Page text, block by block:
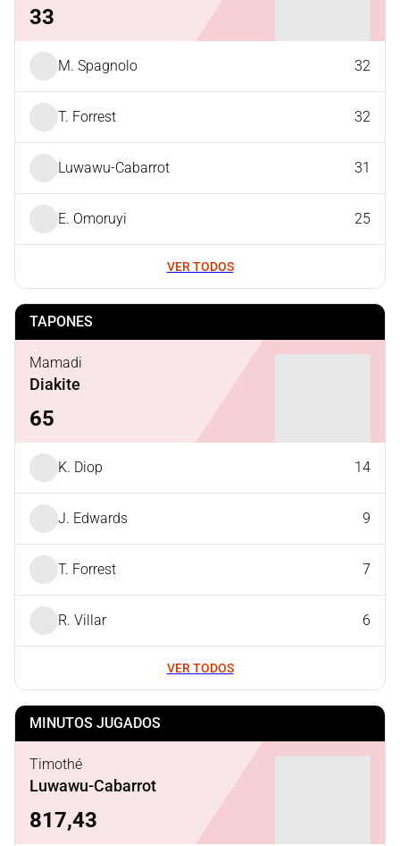
33
M. Spagnolo 32
T. Forrest 32
Luwawu-Cabarrot 31
E. Omoruyi 25
VER TODOS
TAPONES
Mamadi
Diakite
65
K. Diop 14
J. Edwards 9
T. Forrest 7
R. Villar 6
VER TODOS
MINUTOS JUGADOS
Timothé
Luwawu-Cabarrot
817,43